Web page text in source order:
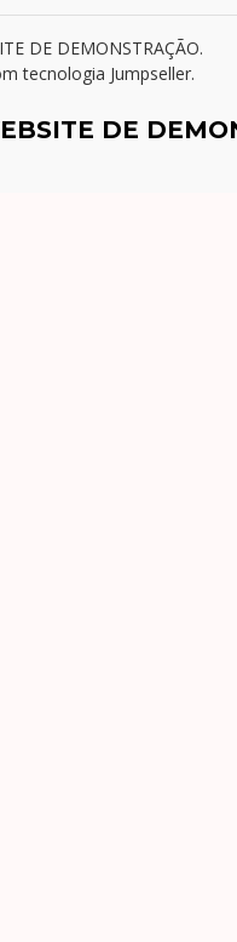
DE DEMONSTRAÇÃO.
tecnologia Jumpseller.
DE